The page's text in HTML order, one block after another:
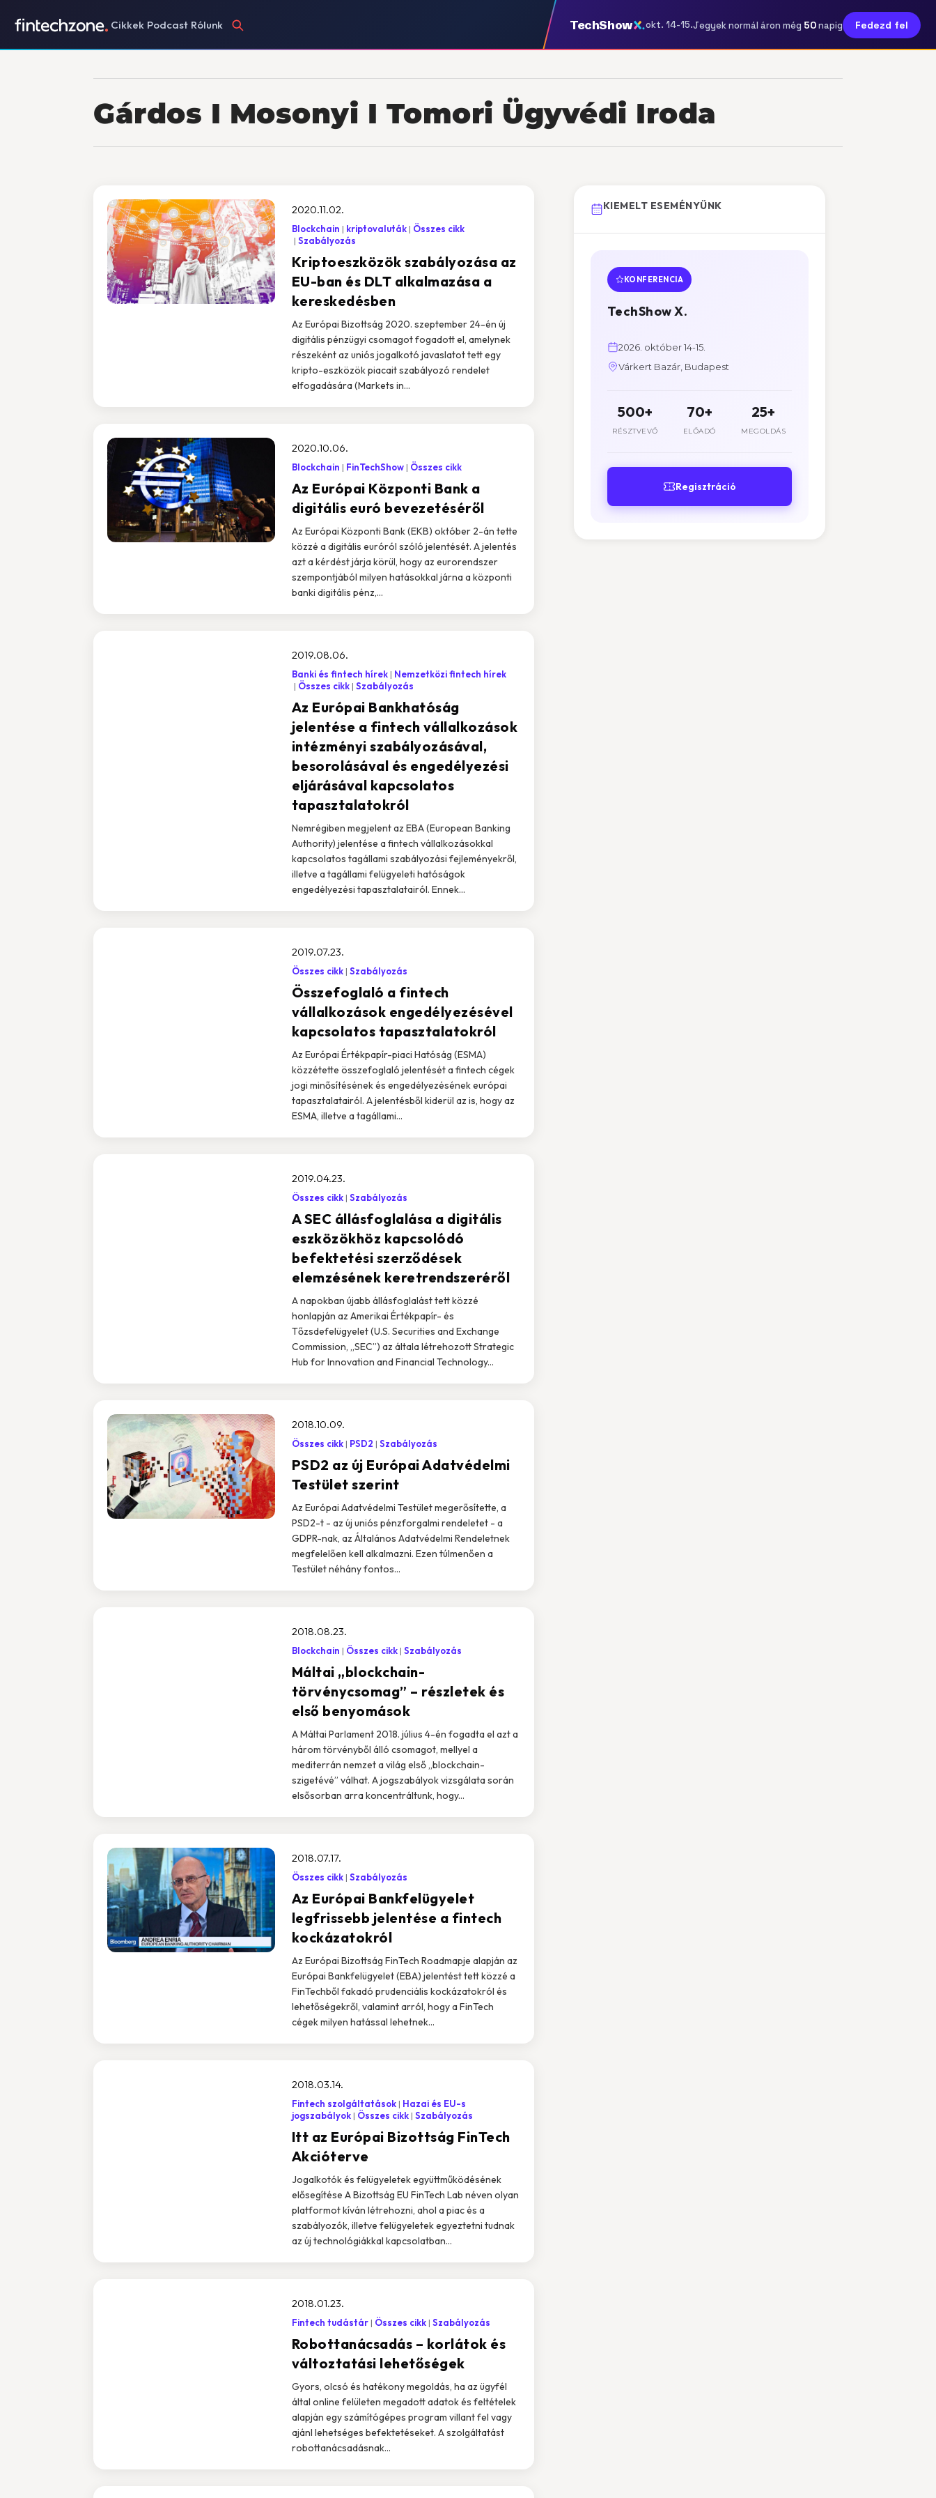
Cikkek Podcast Rólunk TechShow okt. 14-15.Jegyek normál áron még 50napig Fedezd fel
Gárdos I Mosonyi I Tomori Ügyvédi Iroda
Kriptoeszközök szabályozása az
EU-ban és DLT alkalmazása a
kereskedésben
2020.11.02.
Blockchain kriptovaluták
Összes cikk
Szabályozás
Az Európai Bizottság 2020. szeptember 24-én új
digitális pénzügyi csomagot fogadott el, amelynek
részeként az uniós jogalkotó javaslatot tett egy
kripto-eszközök piacait szabályozó rendelet
elfogadására (Markets in...
Az Európai Központi Bank a
digitális euró bevezetéséről
2020.10.06.
Blockchain FinTechShow Összes cikk
Az Európai Központi Bank (EKB) október 2-án tette
közzé a digitális euróról szóló jelentését. A jelentés
azt a kérdést járja körül, hogy az eurorendszer
szempontjából milyen hatásokkal járna a központi
banki digitális pénz,...
Az Európai Bankhatóság
jelentése a fintech vállalkozások
intézményi szabályozásával,
besorolásával és engedélyezési
eljárásával kapcsolatos
tapasztalatokról
2019.08.06.
Banki és fintech hírek
Nemzetközi fintech hírek
Összes cikk Szabályozás
Nemrégiben megjelent az EBA (European Banking
Authority) jelentése a fintech vállalkozásokkal
kapcsolatos tagállami szabályozási fejleményekről,
illetve a tagállami felügyeleti hatóságok
engedélyezési tapasztalatairól. Ennek...
Összefoglaló a fintech
vállalkozások engedélyezésével
kapcsolatos tapasztalatokról
2019.07.23.
Összes cikk Szabályozás
Az Európai Értékpapír-piaci Hatóság (ESMA)
közzétette összefoglaló jelentését a fintech cégek
jogi minősítésének és engedélyezésének európai
tapasztalatairól. A jelentésből kiderül az is, hogy az
ESMA, illetve a tagállami...
A SEC állásfoglalása a digitális
eszközökhöz kapcsolódó
befektetési szerződések
elemzésének keretrendszeréről
2019.04.23.
Összes cikk Szabályozás
A napokban újabb állásfoglalást tett közzé
honlapján az Amerikai Értékpapír- és
Tőzsdefelügyelet (U.S. Securities and Exchange
Commission, „SEC”) az általa létrehozott Strategic
Hub for Innovation and Financial Technology...
PSD2 az új Európai Adatvédelmi
Testület szerint
2018.10.09.
Összes cikk PSD2 Szabályozás
Az Európai Adatvédelmi Testület megerősítette, a
PSD2-t - az új uniós pénzforgalmi rendeletet - a
GDPR-nak, az Általános Adatvédelmi Rendeletnek
megfelelően kell alkalmazni. Ezen túlmenően a
Testület néhány fontos...
Máltai „blockchain-
törvénycsomag” – részletek és
első benyomások
2018.08.23.
Blockchain Összes cikk Szabályozás
A Máltai Parlament 2018. július 4-én fogadta el azt a
három törvényből álló csomagot, mellyel a
mediterrán nemzet a világ első „blockchain-
szigetévé” válhat. A jogszabályok vizsgálata során
elsősorban arra koncentráltunk, hogy...
Az Európai Bankfelügyelet
legfrissebb jelentése a fintech
kockázatokról
2018.07.17.
Összes cikk Szabályozás
Az Európai Bizottság FinTech Roadmapje alapján az
Európai Bankfelügyelet (EBA) jelentést tett közzé a
FinTechből fakadó prudenciális kockázatokról és
lehetőségekről, valamint arról, hogy a FinTech
cégek milyen hatással lehetnek...
Itt az Európai Bizottság FinTech
Akcióterve
2018.03.14.
Fintech szolgáltatások
Hazai és EU-s
jogszabályok
Összes cikk Szabályozás
Jogalkotók és felügyeletek együttműködésének
elősegítése A Bizottság EU FinTech Lab néven olyan
platformot kíván létrehozni, ahol a piac és a
szabályozók, illetve felügyeletek egyeztetni tudnak
az új technológiákkal kapcsolatban...
Robottanácsadás – korlátok és
változtatási lehetőségek
2018.01.23.
Fintech tudástár Összes cikk Szabályozás
Gyors, olcsó és hatékony megoldás, ha az ügyfél
által online felületen megadott adatok és feltételek
alapján egy számítógépes program villant fel vagy
ajánl lehetséges befektetéseket. A szolgáltatást
robottanácsadásnak...
KIEMELT ESEMÉNYÜNK
KONFERENCIA
TechShow X.
2026. október 14-15.
Várkert Bazár, Budapest
500+
RÉSZTVEVŐ
70+
ELŐADÓ
25+
MEGOLDÁS
Regisztráció